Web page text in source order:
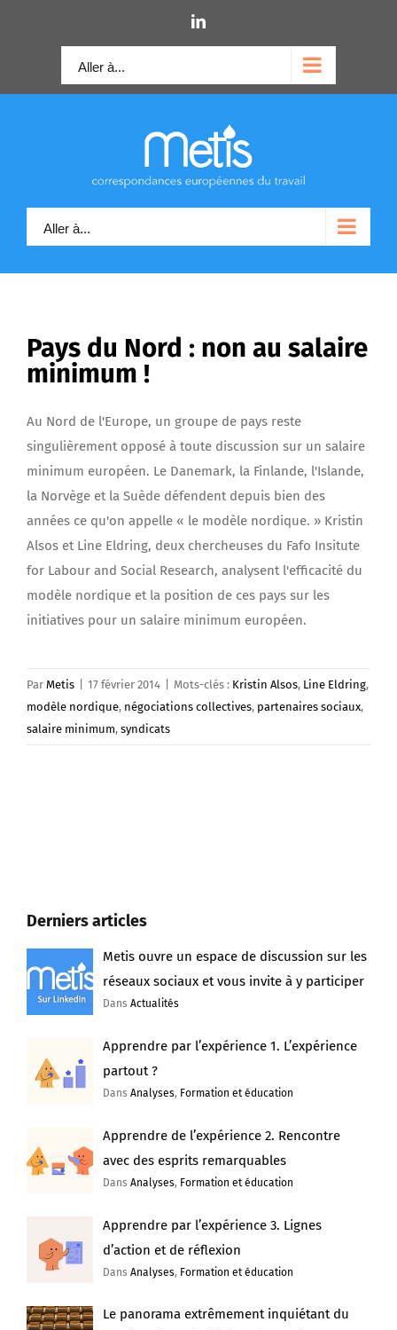
LinkedIn
Aller à...
Aller à...
Pays du Nord : non au salaire
minimum !
Au Nord de l'Europe, un groupe de pays reste
singulièrement opposé à toute discussion sur un salaire
minimum européen. Le Danemark, la Finlande, l'Islande,
la Norvège et la Suède défendent depuis bien des
années ce qu'on appelle « le modèle nordique. » Kristin
Alsos et Line Eldring, deux chercheuses du Fafo Insitute
for Labour and Social Research, analysent l'efficacité du
modèle nordique et la position de ces pays sur les
initiatives pour un salaire minimum européen.
Par Metis 17 février 2014 Mots-clés : Kristin Alsos, Line Eldring,
modèle nordique, négociations collectives, partenaires sociaux,
salaire minimum, syndicats
Derniers articles
Metis ouvre un espace de discussion sur les
réseaux sociaux et vous invite à y participer
DansActualités
Apprendre par l’expérience 1. L’expérience
partout ?
DansAnalyses, Formation et éducation
Apprendre de l’expérience 2. Rencontre
avec des esprits remarquables
DansAnalyses, Formation et éducation
Apprendre par l’expérience 3. Lignes
d’action et de réflexion
DansAnalyses, Formation et éducation
Le panorama extrêmement inquiétant du